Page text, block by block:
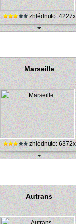
zhlédnuto: 4227x
Marseille
zhlédnuto: 6372x
Autrans